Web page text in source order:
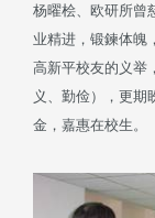
杨曜桧、欧研所曾
业精进，锻鍊体魄
高新平校友的义举
义、勤俭），更期
金，嘉惠在校生。